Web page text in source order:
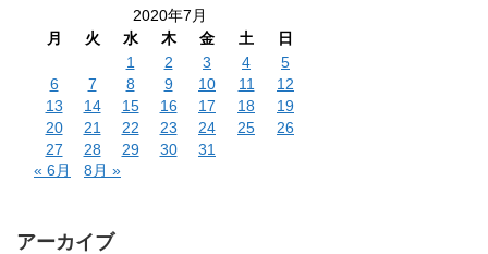
2020年7月
月
火 水 木 金 土
日
1
2 3 4
5
6
7 8 9 10 11
12
13
14 15 16 17 18
19
20
21 22 23 24 25
26
27
28 29 30
31
« 6月
8月 »
アーカイブ